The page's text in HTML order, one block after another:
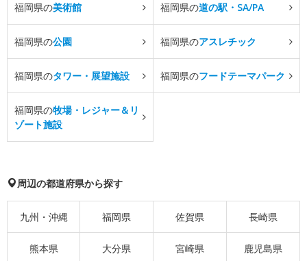
福岡県の美術館 福岡県の道の駅・SA/PA
福岡県の公園 福岡県のアスレチック
福岡県のタワー・展望施設 福岡県のフードテーマパーク
福岡県の牧場・レジャー＆リ
ゾート施設
周辺の都道府県から探す
九州・沖縄 福岡県 佐賀県 長崎県
熊本県 大分県 宮崎県 鹿児島県